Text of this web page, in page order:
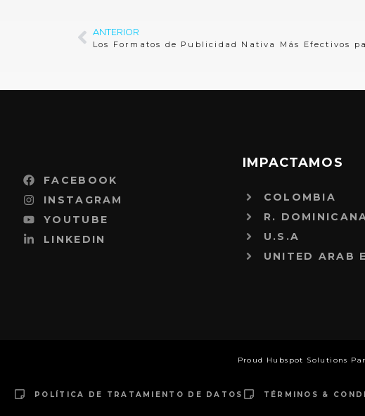
ANTERIOR
Los Formatos de Publicidad Nativa Más Efectivos
FACEBOOK
INSTAGRAM
YOUTUBE
LINKEDIN
IMPACTAMOS
COLOMBIA
R.
U.S.A
UNITED ARAB
Proud Hubspot Solutions
POLÍTICA DE TRATAMIENTO DE DATOS TÉRMINOS &